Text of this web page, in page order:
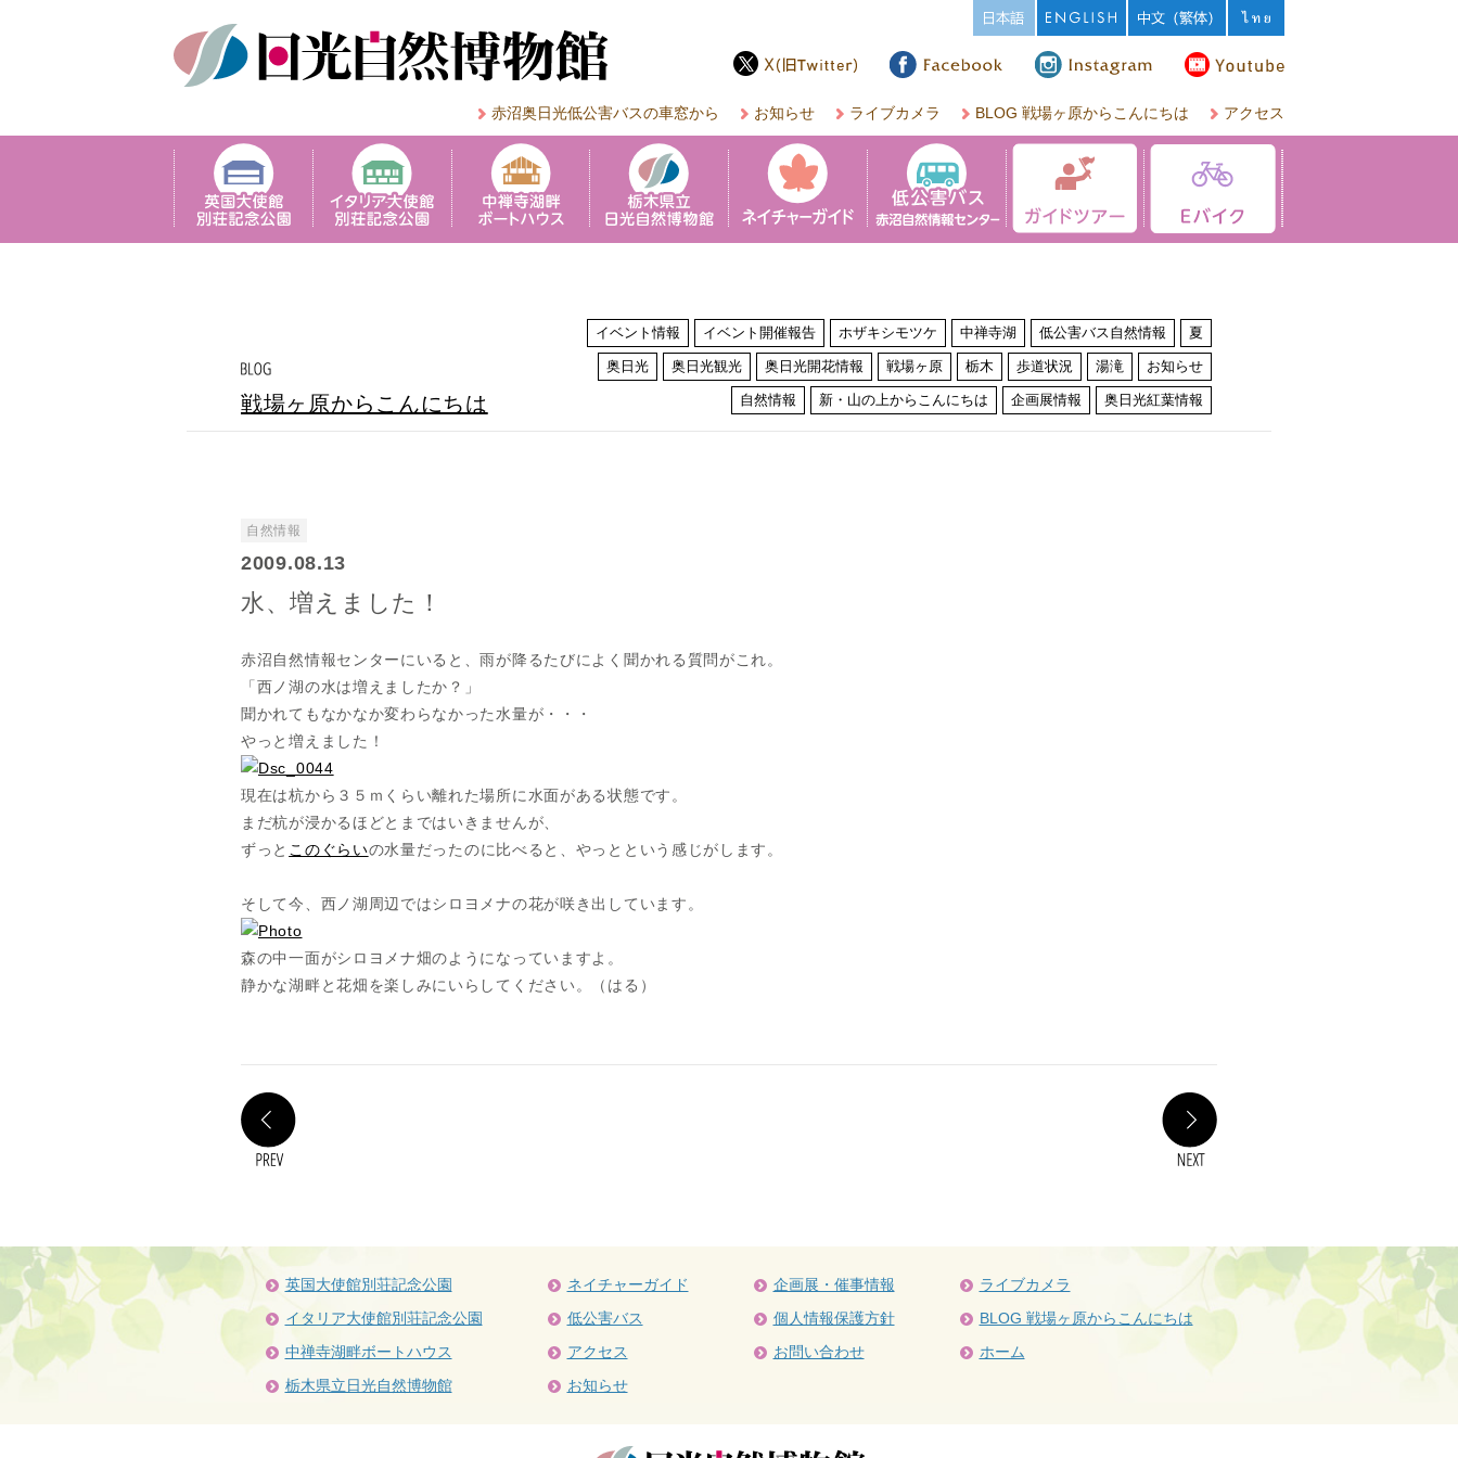
赤沼奥日光低公害バスの車窓から お知らせ ライブカメラ BLOG 戦場ヶ原からこんにちは アクセス
戦場ヶ原からこんにちは
イベント情報 イベント開催報告 ホザキシモツケ 中禅寺湖 低公害バス自然情報 夏
奥日光 奥日光観光 奥日光開花情報 戦場ヶ原 栃木 歩道状況 湯滝 お知らせ
自然情報 新・山の上からこんにちは 企画展情報 奥日光紅葉情報
自然情報
2009.08.13
水、増えました！
赤沼自然情報センターにいると、雨が降るたびによく聞かれる質問がこれ。
「西ノ湖の水は増えましたか？」
聞かれてもなかなか変わらなかった水量が・・・
やっと増えました！
現在は杭から３５ｍくらい離れた場所に水面がある状態です。
まだ杭が浸かるほどとまではいきませんが、
ずっと このぐらいの水量だったのに比べると、やっとという感じがします。
そして今、西ノ湖周辺ではシロヨメナの花が咲き出しています。
森の中一面がシロヨメナ畑のようになっていますよ。
静かな湖畔と花畑を楽しみにいらしてください。（はる）
英国大使館別荘記念公園
イタリア大使館別荘記念公園
中禅寺湖畔ボートハウス
栃木県立日光自然博物館
ネイチャーガイド
低公害バス
アクセス
お知らせ
企画展・催事情報
個人情報保護方針
お問い合わせ
ライブカメラ
BLOG 戦場ヶ原からこんにちは
ホーム